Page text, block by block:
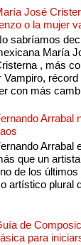
José
o la mujer
sabríamos
María
, más
Vampiro, récord
con más
Arrabal
Arrabal
que un
de los últimos
artístico plural
de
para